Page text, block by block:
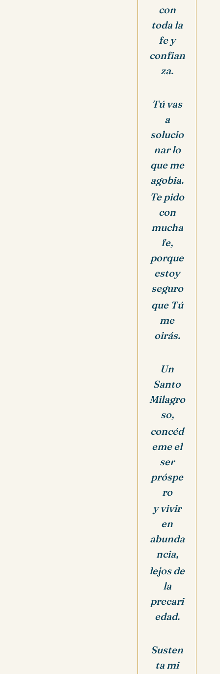
con
toda la
fe y
confian
za.
Tú vas
a
solucio
nar lo
que me
agobia.
Te pido
con
mucha
fe,
porque
estoy
seguro
que Tú
me
oirás.
Un
Santo
Milagro
so,
concéd
eme el
ser
próspe
ro
y vivir
en
abunda
ncia,
lejos de
la
precari
edad.
Susten
ta mi